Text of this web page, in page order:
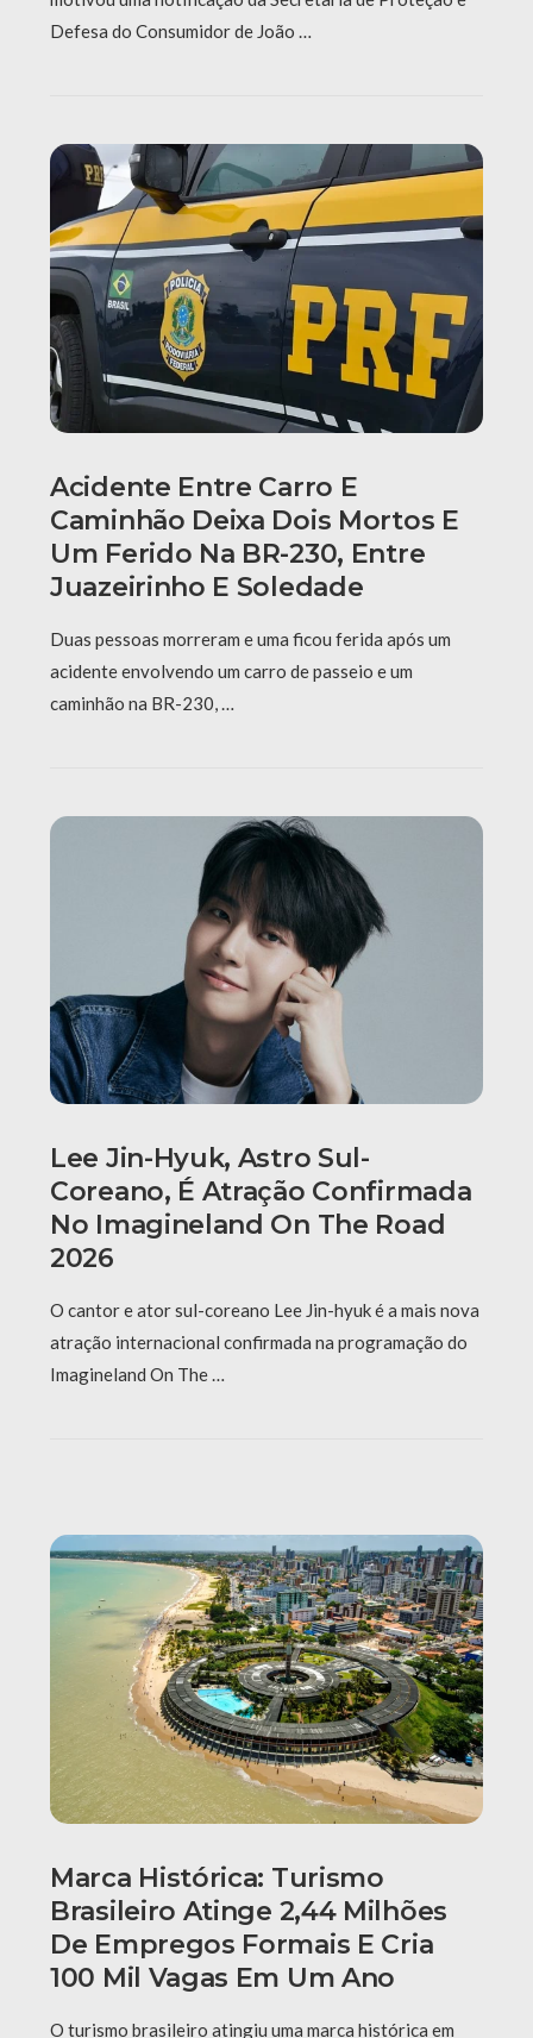
Defesa do Consumidor de João …
Acidente Entre Carro E
Caminhão Deixa Dois Mortos E
Um Ferido Na BR-230, Entre
Juazeirinho E Soledade
Duas pessoas morreram e uma ficou ferida após um
acidente envolvendo um carro de passeio e um
caminhão na BR-230, …
Lee Jin-Hyuk, Astro Sul-
Coreano, É Atração Confirmada
No Imagineland On The Road
2026
O cantor e ator sul-coreano Lee Jin-hyuk é a mais nova
atração internacional confirmada na programação do
Imagineland On The …
Marca Histórica: Turismo
Brasileiro Atinge 2,44 Milhões
De Empregos Formais E Cria
100 Mil Vagas Em Um Ano
O turismo brasileiro atingiu uma marca histórica em